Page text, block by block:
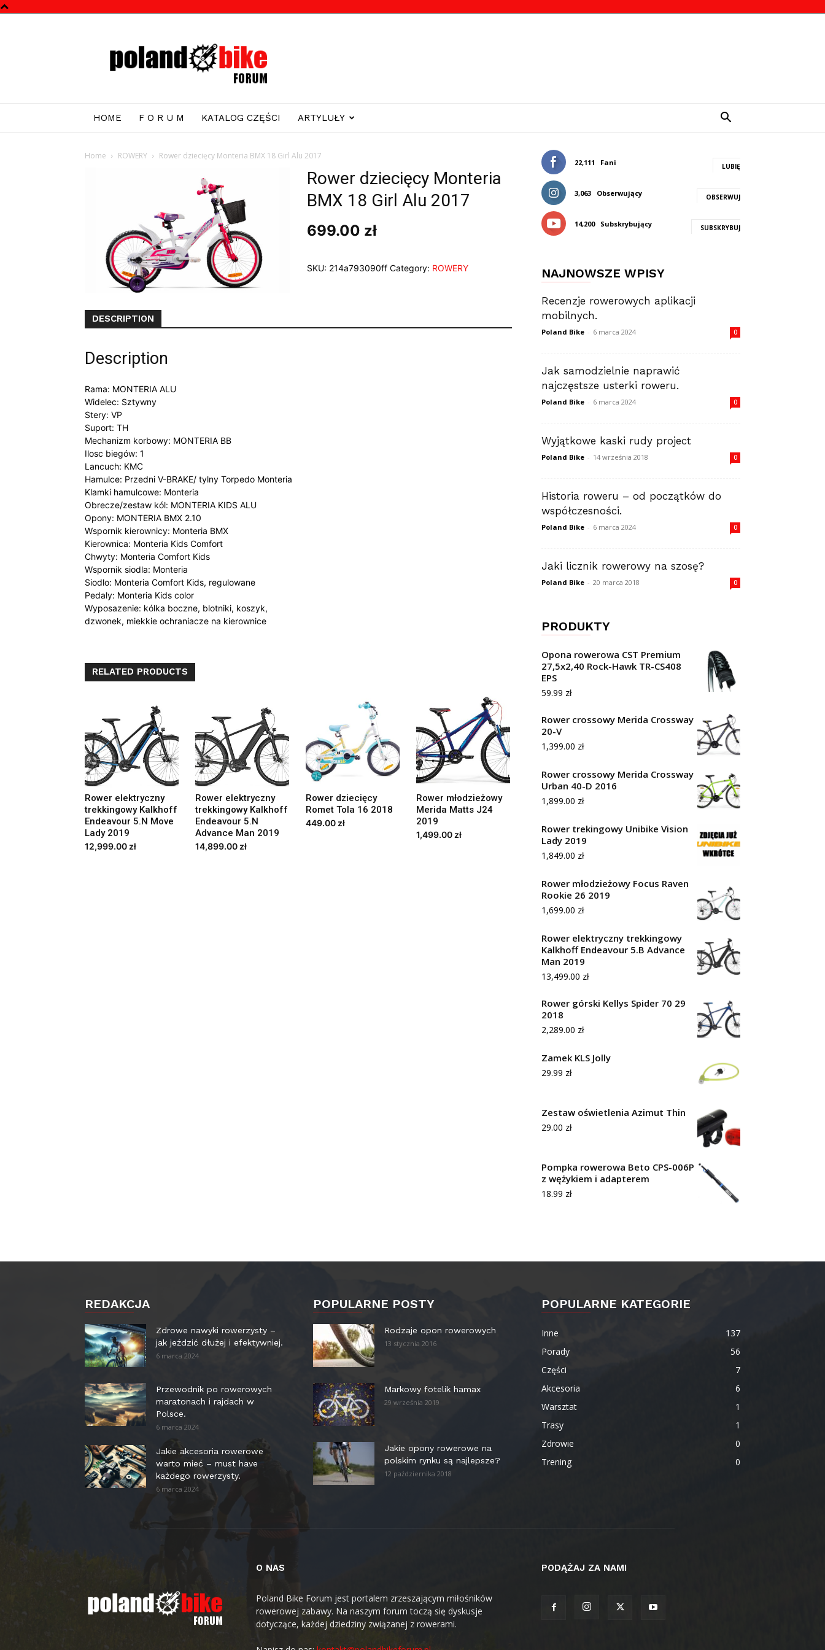
Bike
Forum
HOME F O R U M KATALOG CZĘŚCI ARTYLUŁY
Home ROWERY Rower dziecięcy Monteria BMX 18 Girl Alu 2017
Rower dziecięcy Monteria
BMX 18 Girl Alu 2017
699.00 zł
SKU: 214a793090ff Category: ROWERY
DESCRIPTION
Description
Rama: MONTERIA ALU
Widelec: Sztywny
Stery: VP
Suport: TH
Mechanizm korbowy: MONTERIA BB
Ilosc biegów: 1
Lancuch: KMC
Hamulce: Przedni V-BRAKE/ tylny Torpedo Monteria
Klamki hamulcowe: Monteria
Obrecze/zestaw kól: MONTERIA KIDS ALU
Opony: MONTERIA BMX 2.10
Wspornik kierownicy: Monteria BMX
Kierownica: Monteria Kids Comfort
Chwyty: Monteria Comfort Kids
Wspornik siodla: Monteria
Siodlo: Monteria Comfort Kids, regulowane
Pedaly: Monteria Kids color
Wyposazenie: kólka boczne, blotniki, koszyk,
dzwonek, miekkie ochraniacze na kierownice
RELATED PRODUCTS
Rower elektryczny
trekkingowy Kalkhoff
Endeavour 5.N Move
Lady 2019
12,999.00 zł
Rower elektryczny
trekkingowy Kalkhoff
Endeavour 5.N
Advance Man 2019
14,899.00 zł
Rower dziecięcy
Romet Tola 16 2018
449.00 zł
Rower młodzieżowy
Merida Matts J24
2019
1,499.00 zł
22,111 Fani LUBIĘ
3,063 Obserwujący OBSERWUJ
14,200 Subskrybujący SUBSKRYBUJ
NAJNOWSZE WPISY
Recenzje rowerowych aplikacji
mobilnych.
Poland Bike - 6 marca 2024 0
Jak samodzielnie naprawić
najczęstsze usterki roweru.
Poland Bike - 6 marca 2024 0
Wyjątkowe kaski rudy project
Poland Bike - 14 września 2018 0
Historia roweru – od początków do
współczesności.
Poland Bike - 6 marca 2024 0
Jaki licznik rowerowy na szosę?
Poland Bike - 20 marca 2018 0
PRODUKTY
Opona rowerowa CST Premium
27,5x2,40 Rock-Hawk TR-CS408
EPS
59.99 zł
Rower crossowy Merida Crossway
20-V
1,399.00 zł
Rower crossowy Merida Crossway
Urban 40-D 2016
1,899.00 zł
Rower trekingowy Unibike Vision
Lady 2019
1,849.00 zł
Rower młodzieżowy Focus Raven
Rookie 26 2019
1,699.00 zł
Rower elektryczny trekkingowy
Kalkhoff Endeavour 5.B Advance
Man 2019
13,499.00 zł
Rower górski Kellys Spider 70 29
2018
2,289.00 zł
Zamek KLS Jolly
29.99 zł
Zestaw oświetlenia Azimut Thin
29.00 zł
Pompka rowerowa Beto CPS-006P
z wężykiem i adapterem
18.99 zł
REDAKCJA
Zdrowe nawyki rowerzysty –
jak jeździć dłużej i efektywniej.
6 marca 2024
Przewodnik po rowerowych
maratonach i rajdach w
Polsce.
6 marca 2024
Jakie akcesoria rowerowe
warto mieć – must have
każdego rowerzysty.
6 marca 2024
POPULARNE POSTY
Rodzaje opon rowerowych
13 stycznia 2016
Markowy fotelik hamax
29 września 2019
Jakie opony rowerowe na
polskim rynku są najlepsze?
12 października 2018
POPULARNE KATEGORIE
Inne
137
Porady
56
Części
7
Akcesoria
6
Warsztat
1
Trasy
1
Zdrowie
0
Trening
0
O NAS
Poland Bike Forum jest portalem zrzeszającym miłośników
rowerowej zabawy. Na naszym forum toczą się dyskusje
dotyczące, każdej dziedziny związanej z rowerami.
PODĄŻAJ ZA NAMI